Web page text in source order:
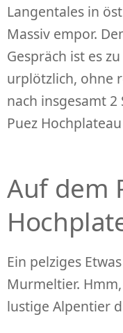
Langentales in
Massiv empor.
Gespräch ist es
urplötzlich, ohne
nach insgesamt
Puez
Auf dem
Ein pelziges
Murmeltier.
lustige Alpentier